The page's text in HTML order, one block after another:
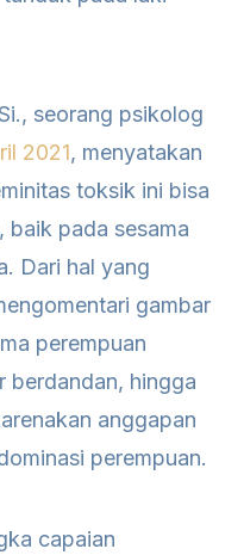
seorang psikolog
2021, menyatakan
toksik ini bisa
baik pada sesama
Dari hal yang
gambar
perempuan
berdandan, hingga
anggapan
perempuan.
capaian